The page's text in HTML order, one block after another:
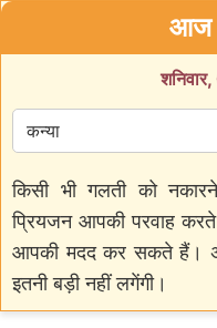
आज
किसी भी गलती को
प्रियजन आपकी परवाह
आपकी मदद कर सकते हैं।
इतनी बड़ी नहीं लगेंगी।